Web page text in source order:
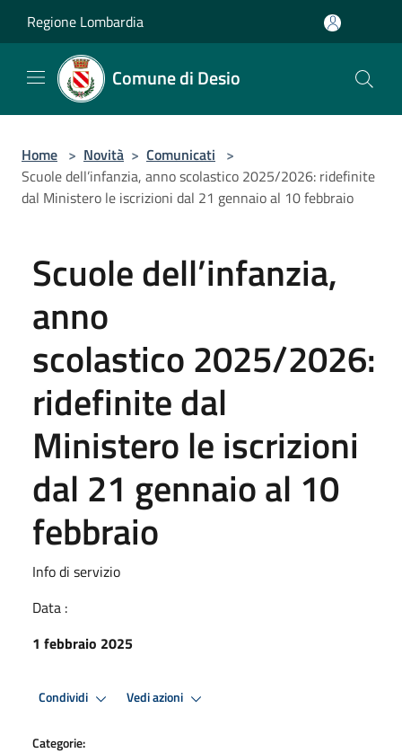
Regione Lombardia
Comune di Desio
Home > Novità > Comunicati >
Scuole dell’infanzia, anno scolastico 2025/2026: ridefinite
dal Ministero le iscrizioni dal 21 gennaio al 10 febbraio
Scuole dell’infanzia,
anno
scolastico 2025/2026:
ridefinite dal
Ministero le iscrizioni
dal 21 gennaio al 10
febbraio
Info di servizio
Data :
1 febbraio 2025
Condividi Vedi azioni
Categorie: